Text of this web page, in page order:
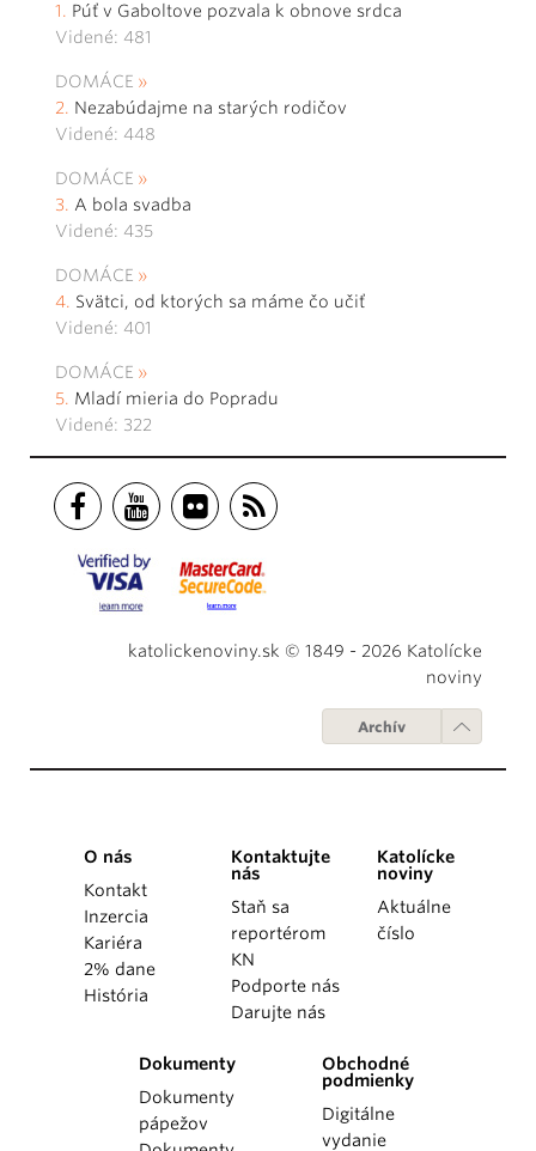
Púť v Gaboltove pozvala k obnove srdca
Videné: 481
DOMÁCE
Nezabúdajme na starých rodičov
Videné: 448
DOMÁCE
A bola svadba
Videné: 435
DOMÁCE
Svätci, od ktorých sa máme čo učiť
Videné: 401
DOMÁCE
Mladí mieria do Popradu
Videné: 322
katolickenoviny.sk © 1849 - 2026 Katolícke
noviny
Archív
O nás
Kontakt
Inzercia
Kariéra
2% dane
História
Kontaktujte
nás
Staň sa
reportérom
KN
Podporte nás
Darujte nás
Katolícke
noviny
Aktuálne
číslo
Dokumenty
Dokumenty
pápežov
Obchodné
podmienky
Digitálne
vydanie